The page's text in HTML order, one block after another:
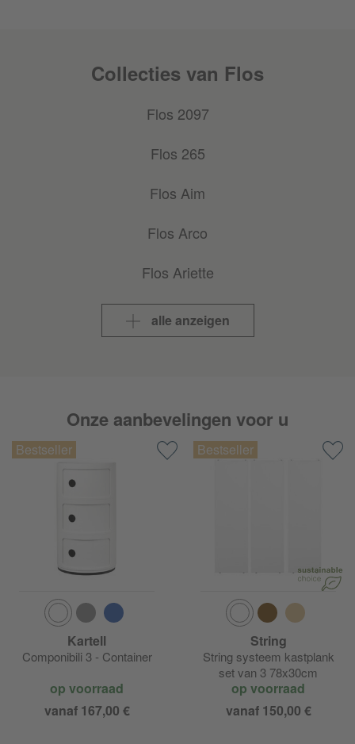
Collecties van Flos
Flos 2097
Flos 265
Flos Aim
Flos Arco
Flos Ariette
Flos Bellhop
Flos Button
alle anzeigen
Onze aanbevelingen voor u
Kartell
Componibili 3 - Container
op voorraad
vanaf 167,00 €
String
String systeem kastplank
set van 3 78x30cm
op voorraad
vanaf 150,00 €